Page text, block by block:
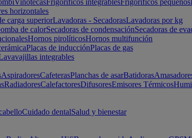
VinotecasFrigoríficos integrablesFrigoríficos pequeños
horizontales
carga superiorLavadoras - SecadorasLavadoras por kg
de calorSecadoras de condensaciónSecadoras de
Hornos pirolíticosHornos multifunción
Placas de inducciónPlacas de gas
integrables
AspiradoresCafeterasPlanchas de asarBatidoras
RadiadoresCalefactoresDifusoresEmisores Térmicos
Cuidado dentalSalud y bienestar